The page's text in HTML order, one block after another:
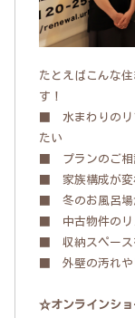
たとえばこんな
す！
■ 水まわりのリ
たい
■ プランのご相
■ 家族構成が変
■ 冬のお風呂場
■ 中古物件のリ
■ 収納スペース
■ 外壁の汚れや
☆オンラインショ